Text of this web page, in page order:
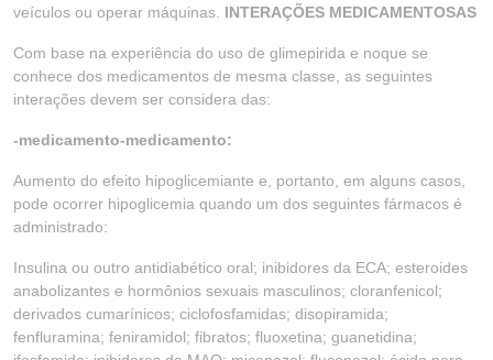
veículos ou operar máquinas. INTERAÇÕES MEDICAMENTOSAS
Com base na experiência do uso de glimepirida e noque se
conhece dos medicamentos de mesma classe, as seguintes
interações devem ser considera das:
-medicamento-medicamento:
Aumento do efeito hipoglicemiante e, portanto, em alguns casos,
pode ocorrer hipoglicemia quando um dos seguintes fármacos é
administrado:
Insulina ou outro antidiabético oral; inibidores da ECA; esteroides
anabolizantes e hormônios sexuais masculinos; cloranfenicol;
derivados cumarínicos; ciclofosfamidas; disopiramida;
fenfluramina; feniramidol; fibratos; fluoxetina; guanetidina;